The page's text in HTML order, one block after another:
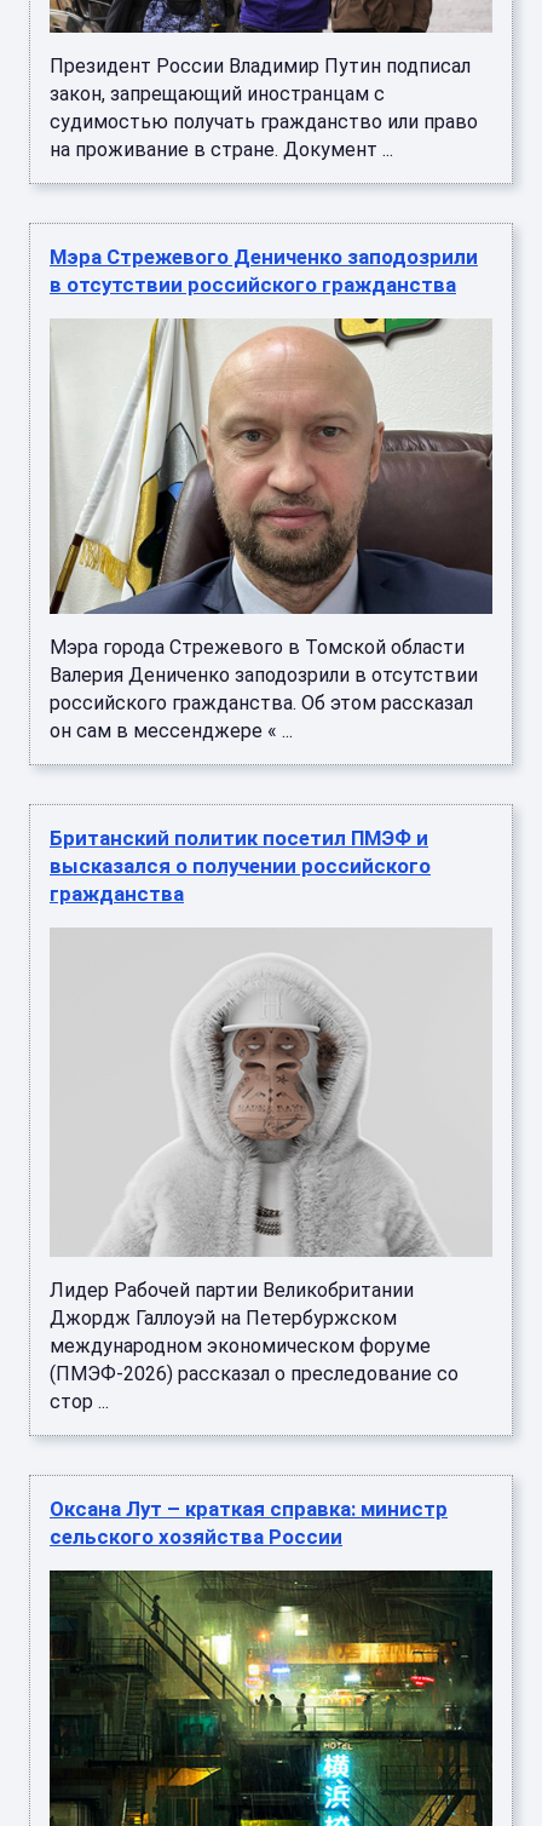
Президент России Владимир Путин подписал
закон, запрещающий иностранцам с
судимостью получать гражданство или право
на проживание в стране. Документ ...
Мэра Стрежевого Дениченко заподозрили
в отсутствии российского гражданства
Мэра города Стрежевого в Томской области
Валерия Дениченко заподозрили в отсутствии
российского гражданства. Об этом рассказал
он сам в мессенджере « ...
Британский политик посетил ПМЭФ и
высказался о получении российского
гражданства
Лидер Рабочей партии Великобритании
Джордж Галлоуэй на Петербуржском
международном экономическом форуме
(ПМЭФ-2026) рассказал о преследование со
стор ...
Оксана Лут – краткая справка: министр
сельского хозяйства России